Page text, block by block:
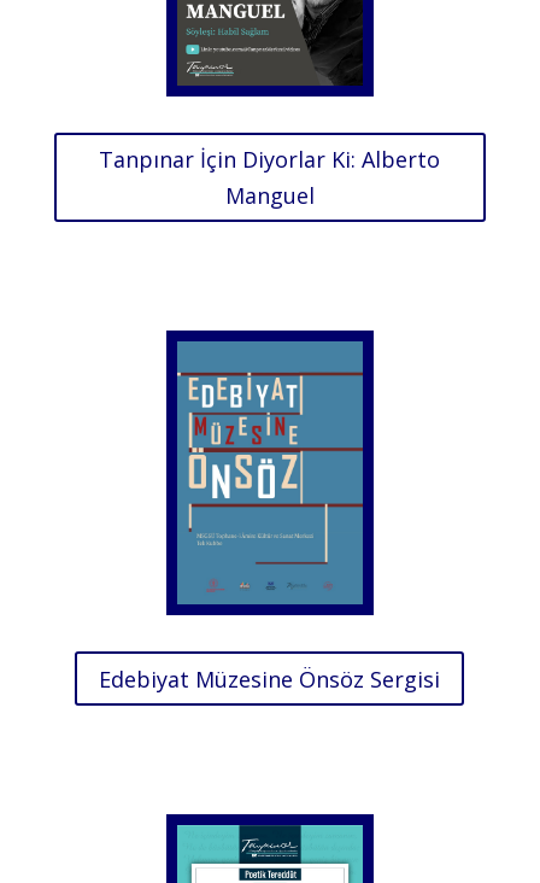
Tanpınar İçin Diyorlar Ki: Alberto
Manguel
Edebiyat Müzesine Önsöz Sergisi